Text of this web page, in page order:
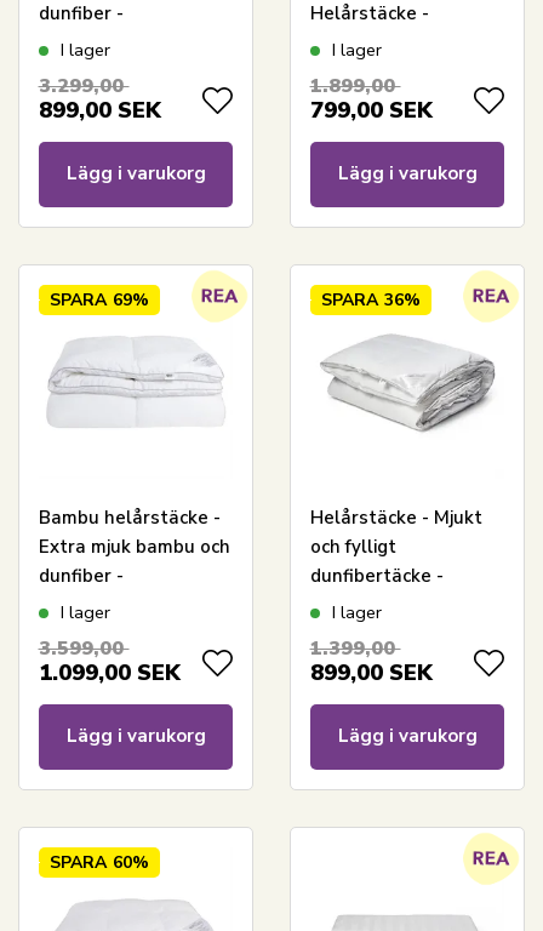
dunfiber -
Allergivänligt -
Nordstrand Home
I lager
3.299,00
899,00 SEK
Lägg i varukorg
Helårstäcke -
140x220 cm - Lätt
täcke - Nordstrand
I lager
1.899,00
799,00 SEK
Lägg i varukorg
SPARA 69%
Bambu helårstäcke -
Extra mjuk bambu och
dunfiber -
Allergivänligt -
Nordstrand Home
I lager
3.599,00
1.099,00 SEK
Lägg i varukorg
SPARA 36%
Helårstäcke - Mjukt
och fylligt
dunfibertäcke -
140x220 cm -
allergivänligt
I lager
1.399,00
899,00 SEK
Lägg i varukorg
SPARA 60%